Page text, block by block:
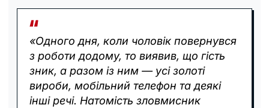
«Одного дня, коли чоловік повернувся
з роботи додому, то виявив, що гість
зник, а разом із ним — усі золоті
вироби, мобільний телефон та деякі
інші речі. Натомість зловмисник